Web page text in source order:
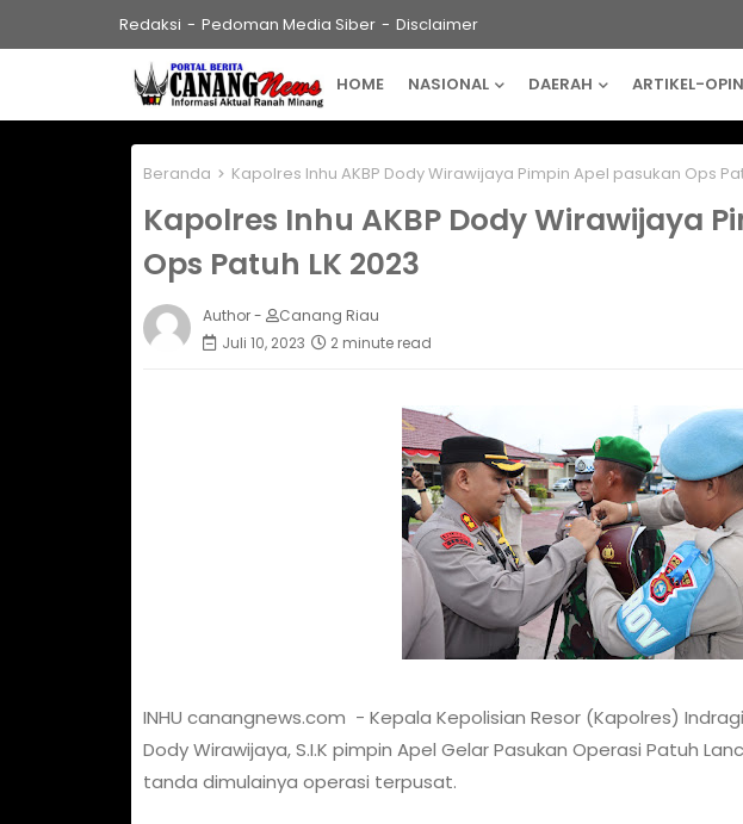
Redaksi Pedoman Media Siber Disclaimer
HOME NASIONAL DAERAH ARTIKEL-
Beranda Kapolres Inhu AKBP Dody Wirawijaya Pimpin Apel pasukan Ops
Kapolres Inhu AKBP Dody Wirawijaya
Ops Patuh LK 2023
Author -
Canang Riau
Juli 10, 2023
2 minute read
INHU canangnews.com - Kepala Kepolisian Resor (Kapolres)
Dody Wirawijaya, S.I.K pimpin Apel Gelar Pasukan Operasi Patuh
tanda dimulainya operasi terpusat.